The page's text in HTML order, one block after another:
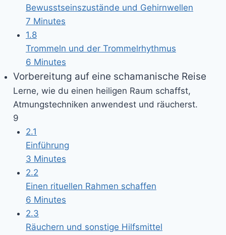
Bewusstseinszustände und Gehirnwellen
7 Minutes
1.8
Trommeln und der Trommelrhythmus
6 Minutes
Vorbereitung auf eine schamanische Reise
Lerne, wie du einen heiligen Raum schaffst,
Atmungstechniken anwendest und räucherst.
9
2.1
Einführung
3 Minutes
2.2
Einen rituellen Rahmen schaffen
6 Minutes
2.3
Räuchern und sonstige Hilfsmittel